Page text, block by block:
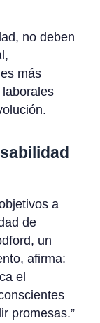
no deben
más
a
de
un
afirma:
el
promesas.”